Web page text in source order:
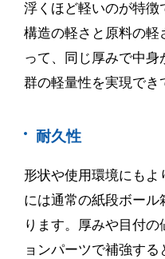
浮くほど軽いのが特徴
構造の軽さと原料の軽
って、同じ厚みで中
群の軽量性を実現でき
耐久性
形状や使用環境にもよ
には通常の紙段ボール
ります。厚みや目付
ョンパーツで補強する